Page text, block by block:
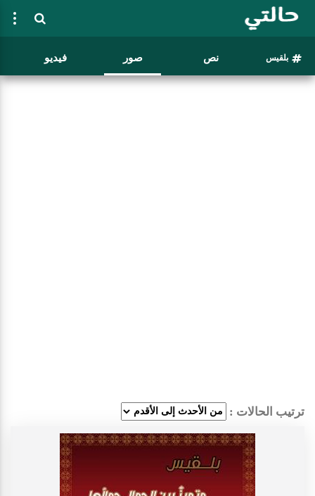
بلقيس نص صور فيديو
ترتيب الحالات :